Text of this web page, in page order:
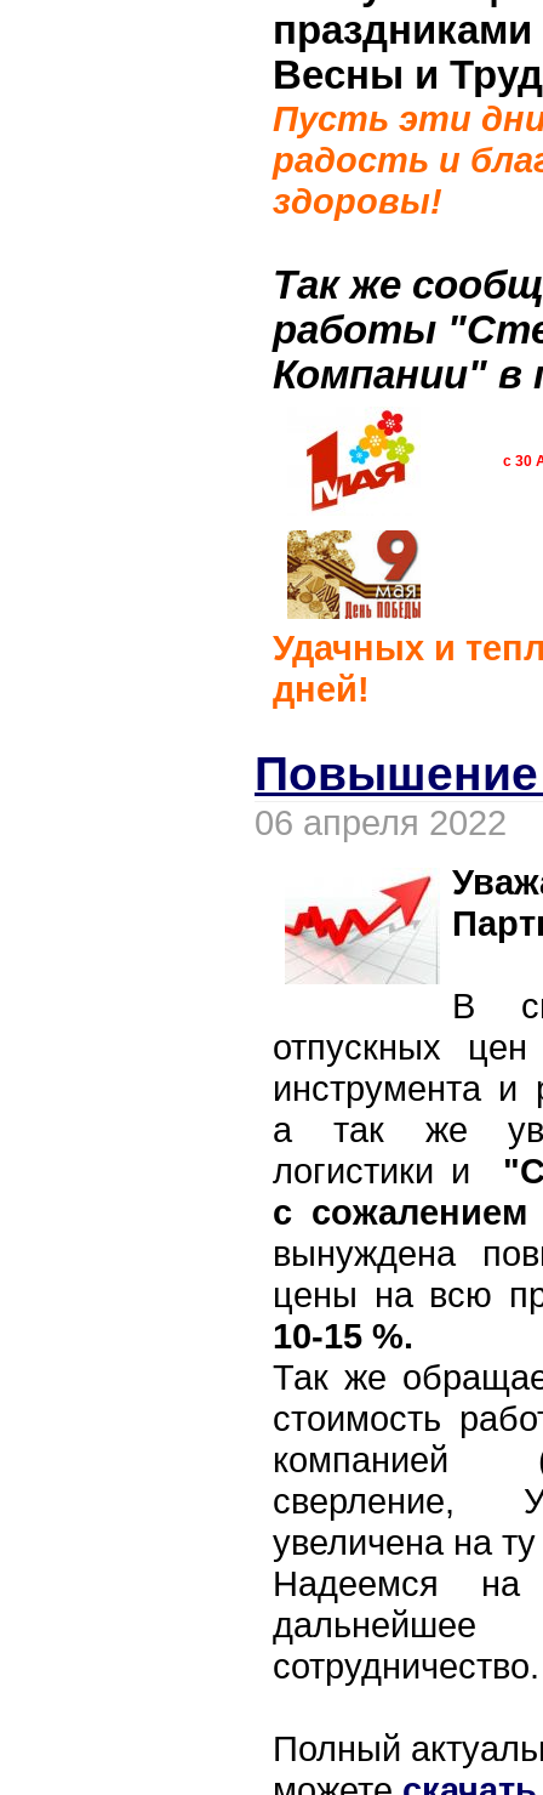
Весны и
Пусть эти
радость и
здоровы!
Так же
работы
Компании" в
с 30
Удачных и
дней!
Повышение
06 апреля 2022
В
отпускных
инструмента и
а так же
логистики и
с сожалением
вынуждена
цены на всю
10-15 %.
Так же
стоимость
компанией
сверление,
увеличена на
Надеемся
сотрудничество.
Полный